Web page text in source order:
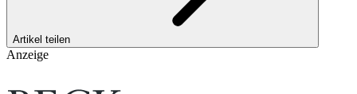
Artikel teilen
Anzeige